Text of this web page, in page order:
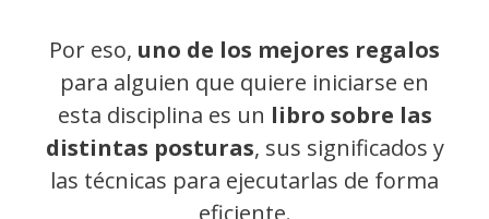
Por eso, uno de los mejores regalos
para alguien que quiere iniciarse en
esta disciplina es un libro sobre las
distintas posturas, sus significados y
las técnicas para ejecutarlas de forma
eficiente.